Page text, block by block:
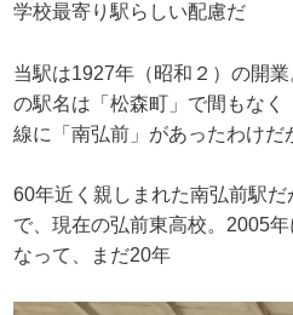
学校最寄り駅らしい配慮だ
当駅は1927年（昭和２）の開
の駅名は「松森町」で間もな
線に「南弘前」があったわけ
60年近く親しまれた南弘前駅
で、現在の弘前東高校。2005
なって、まだ20年